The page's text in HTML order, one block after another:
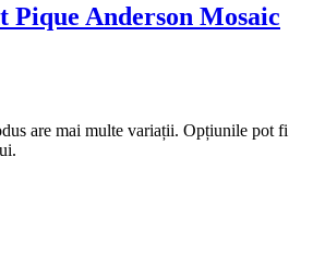
Pique Anderson Mosaic
are mai multe variații. Opțiunile pot fi